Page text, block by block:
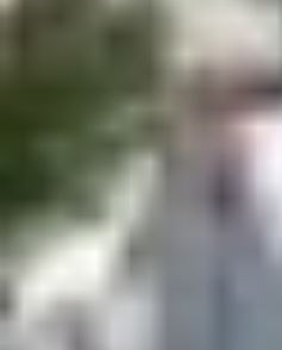
Από την πρώτη του πτήση
59 έχει υποβληθεί σε
δυσκολίας, σε μια
. Η πρόσφατη
ακόμη ένα ορόσημο προς
Κατά τη διάρκεια της
ένα F–15 της NASA που
Ο ηχητικός κρότος του F–15